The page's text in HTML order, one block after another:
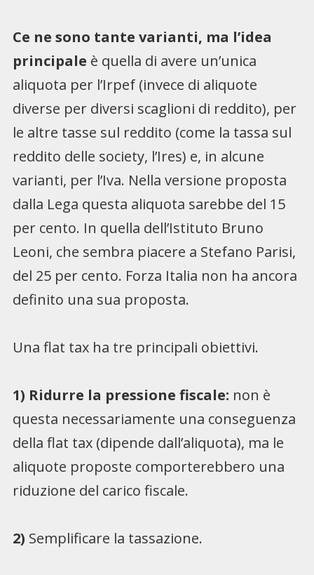
Ce ne sono tante varianti, ma l’idea
principale è quella di avere un’unica
aliquota per l’Irpef (invece di aliquote
diverse per diversi scaglioni di reddito), per
le altre tasse sul reddito (come la tassa sul
reddito delle society, l’Ires) e, in alcune
varianti, per l’Iva. Nella versione proposta
dalla Lega questa aliquota sarebbe del 15
per cento. In quella dell’Istituto Bruno
Leoni, che sembra piacere a Stefano Parisi,
del 25 per cento. Forza Italia non ha ancora
definito una sua proposta.
Una flat tax ha tre principali obiettivi.
1) Ridurre la pressione fiscale: non è
questa necessariamente una conseguenza
della flat tax (dipende dall’aliquota), ma le
aliquote proposte comporterebbero una
riduzione del carico fiscale.
2) Semplificare la tassazione.